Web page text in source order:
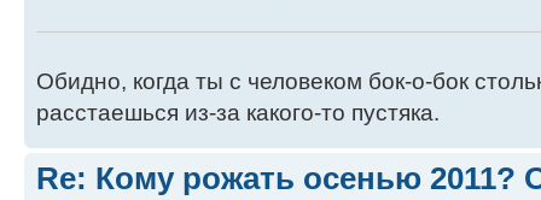
Обидно, когда ты с человеком бок-о-бок
расстаешься из-за какого-то пустяка.
Re: Кому рожать осенью 2011?